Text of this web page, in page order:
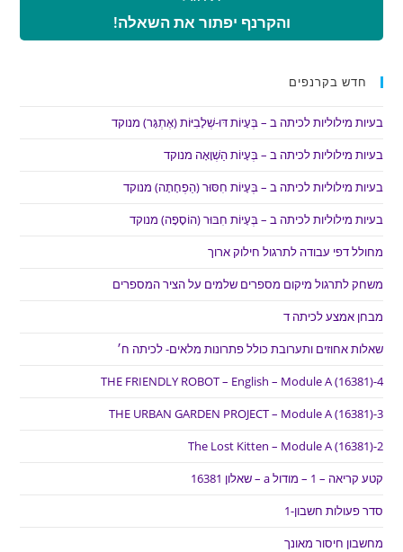
והקרנף יפתור את השאלה!
חדש בקרנפים
בעיות מילוליות לכיתה ב – בְּעָיוֹת דּוּ-שְׁלָבִיּוֹת (אֶתְגָּר) מנוקד
בעיות מילוליות לכיתה ב – בְּעָיוֹת הַשְׁוָאָה מנוקד
בעיות מילוליות לכיתה ב – בְּעָיוֹת חִסּוּר (הַפְחָתָה) מנוקד
בעיות מילוליות לכיתה ב – בְּעָיוֹת חִבּוּר (הוֹסָפָה) מנוקד
מחולל דפי עבודה לתרגול חילוק ארוך
משחק לתרגול מיקום מספרים שלמים על הציר המספרים
מבחן אמצע לכיתה ד
שאלות אחוזים ותערובת כולל פתרונות מלאים- לכיתה ח׳
THE FRIENDLY ROBOT – English – Module A (16381)-4
THE URBAN GARDEN PROJECT – Module A (16381)-3
The Lost Kitten – Module A (16381)-2
קטע קריאה – 1 – מודול a – שאלון 16381
סדר פעולות חשבון-1
מחשבון חיסור מאונך